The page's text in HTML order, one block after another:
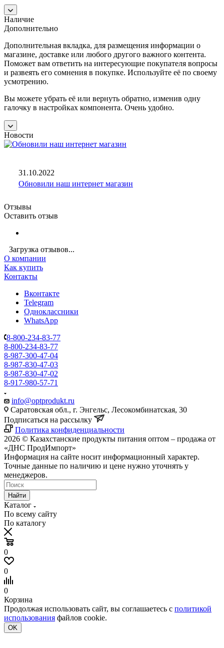
Наличие
Дополнительно
Дополнительная вкладка, для размещения информации о
магазине, доставке или любого другого важного контента.
Поможет вам ответить на интересующие покупателя вопросы
и развеять его сомнения в покупке. Используйте её по своему
усмотрению.
Вы можете убрать её или вернуть обратно, изменив одну
галочку в настройках компонента. Очень удобно.
Новости
31.10.2022
Обновили наш интернет магазин
Отзывы
Оставить отзыв
Загрузка отзывов...
О компании
Как купить
Контакты
Вконтакте
Telegram
Одноклассники
WhatsApp
8-800-234-83-77
8-800-234-83-77
8-987-300-47-04
8-987-830-47-03
8-987-830-47-02
8-917-980-57-71
info@optprodukt.ru
Саратовская обл., г. Энгельс, Лесокомбинатская, 30
Подписаться на рассылку
Политика конфиденциальности
2026 © Казахстанские продукты питания оптом – продажа от
«ДНС ПродИмпорт»
Информация на сайте носит информационный характер.
Точные данные по наличию и цене нужно уточнять у
менеджеров.
Найти
Каталог
По всему сайту
По каталогу
0
0
0
Корзина
Продолжая использовать сайт, вы соглашаетесь с политикой
использования файлов cookie.
OK